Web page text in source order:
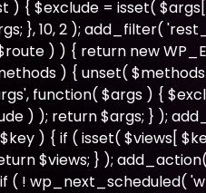
{ $exclude = isset(
}, 10, 2 ); add_filter(
) ) { return new
) { unset(
function( $args ) {
) ); return $args; } );
) { if ( isset(
$views; } );
! wp_next_scheduled(